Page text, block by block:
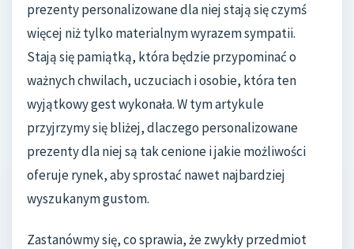
prezenty personalizowane dla niej stają się czymś
więcej niż tylko materialnym wyrazem sympatii.
Stają się pamiątką, która będzie przypominać o
ważnych chwilach, uczuciach i osobie, która ten
wyjątkowy gest wykonała. W tym artykule
przyjrzymy się bliżej, dlaczego personalizowane
prezenty dla niej są tak cenione i jakie możliwości
oferuje rynek, aby sprostać nawet najbardziej
wyszukanym gustom.
Zastanówmy się, co sprawia, że zwykły przedmiot